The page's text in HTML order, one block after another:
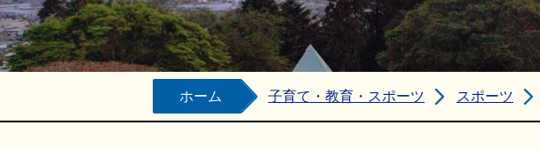
ホーム 子育て・教育・スポーツ スポーツ